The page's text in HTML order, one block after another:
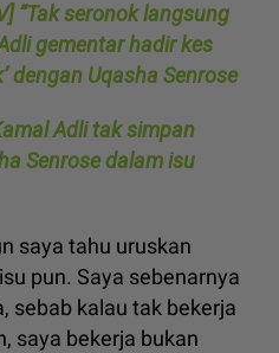
“Tak seronok langsung
gementar hadir kes
dengan Uqasha Senrose
Adli tak simpan
Senrose dalam isu
saya tahu uruskan
pun. Saya sebenarnya
sebab kalau tak bekerja
saya bekerja bukan